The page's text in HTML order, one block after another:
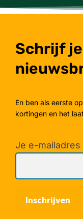
Schrijf
En ben als eerste
kortingen en het
Je e-mailadres